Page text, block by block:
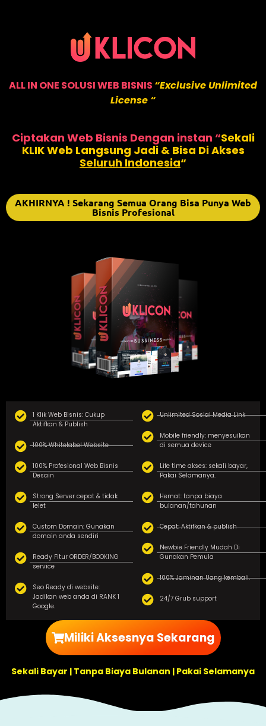
ALL IN ONE SOLUSI WEB BISNIS “Exclusive Unlimited
License “
Ciptakan Web Bisnis Dengan instan “Sekali
KLIK Web Langsung Jadi & Bisa Di Akses
Seluruh Indonesia“
AKHIRNYA ! Sekarang Semua Orang Bisa Punya Web
Bisnis Profesional
1 Klik Web Bisnis: Cukup
Aktifkan & Publish
100% Whitelabel Website
100% Profesional Web Bisnis
Desain
Strong Server cepat & tidak
lelet
Custom Domain: Gunakan
domain anda sendiri
Ready Fitur ORDER/BOOKING
service
Seo Ready di website:
Jadikan web anda di RANK 1
Google.
Unlimited Sosial Media Link
Mobile friendly: menyesuikan
di semua device
Life time akses: sekali bayar,
Pakai Selamanya.
Hemat: tanpa biaya
bulanan/tahunan
Cepat: Aktifkan & publish
Newbie Friendly Mudah Di
Gunakan Pemula
100% Jaminan Uang kembali.
24/7 Grub support
Miliki Aksesnya Sekarang
Sekali Bayar | Tanpa Biaya Bulanan | Pakai Selamanya